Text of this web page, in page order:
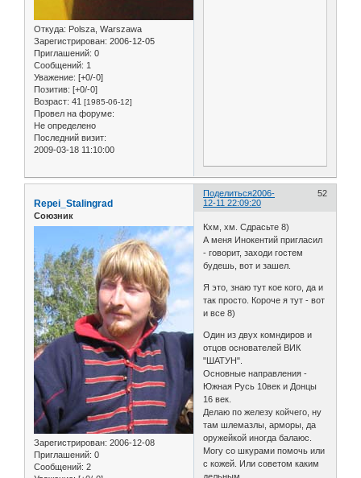
Откуда: Polsza, Warszawa
Зарегистрирован: 2006-12-05
Приглашений: 0
Сообщений: 1
Уважение: [+0/-0]
Позитив: [+0/-0]
Возраст: 41 [1985-06-12]
Провел на форуме:
Не определено
Последний визит:
2009-03-18 11:10:00
Поделиться 52
2006-
12-11 22:09:20
Repei_Stalingrad
Союзник
Зарегистрирован: 2006-12-08
Приглашений: 0
Сообщений: 2
Кхм, хм. Сдрасьте 8)
А меня Инокентий пригласил
- говорит, заходи гостем
будешь, вот и зашел.
Я это, знаю тут кое кого, да и
так просто. Короче я тут - вот
и все 8)
Один из двух комндиров и
отцов основателей ВИК
"ШАТУН".
Основные направления -
Южная Русь 10век и Донцы
16 век.
Делаю по железу койчего, ну
там шлемазлы, арморы, да
оружейкой иногда балаюс.
Могу со шкурами помочь или
с кожей. Или советом каким